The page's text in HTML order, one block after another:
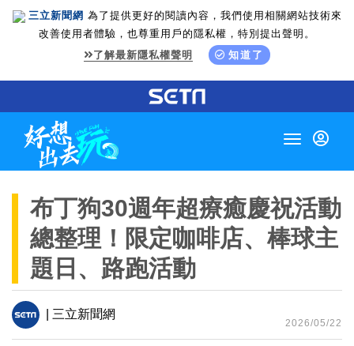
三立新聞網 為了提供更好的閱讀內容，我們使用相關網站技術來
改善使用者體驗，也尊重用戶的隱私權，特別提出聲明。
了解最新隱私權聲明
知道了
Toggle
布丁狗30週年超療癒慶祝活動
總整理！限定咖啡店、棒球主
題日、路跑活動
| 三立新聞網
2026/05/22